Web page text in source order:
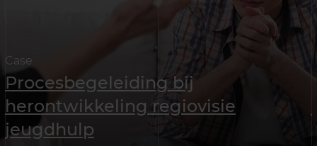
Case
Procesbegeleiding bij
herontwikkeling regiovisie
jeugdhulp